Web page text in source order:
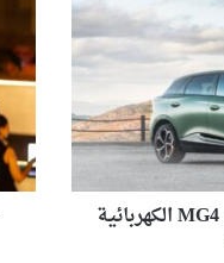
جياد الحديثة للسيارات تطرح MG4 الكهربائية